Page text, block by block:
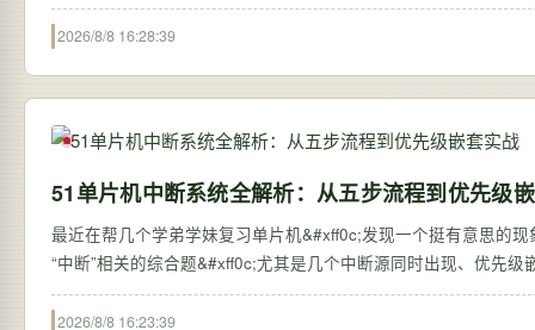
2026/8/8 16:28:39
51单片机中断系统全解析：从五步流程到优先级
最近在帮几个学弟学妹复习单片机&#xff0c;发现一个挺有意思的
“中断”相关的综合题&#xff0c;尤其是几个中断源同时出现、优先
2026/8/8 16:23:39